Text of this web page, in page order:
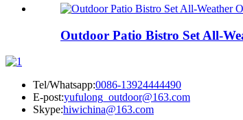
Outdoor Patio Bistro Set All-
Tel/Whatsapp:0086-13924444490
E-post:yufulong_outdoor@163.com
Skype:hiwichina@163.com